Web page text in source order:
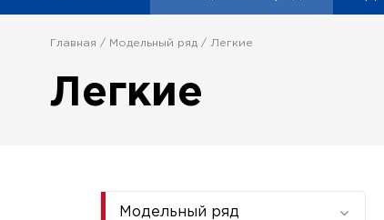
Главная Модельный ряд Легкие
Легкие
Модельный ряд